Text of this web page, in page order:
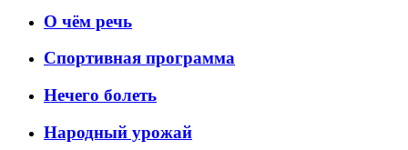
О чём речь
Спортивная программа
Нечего болеть
Народный урожай